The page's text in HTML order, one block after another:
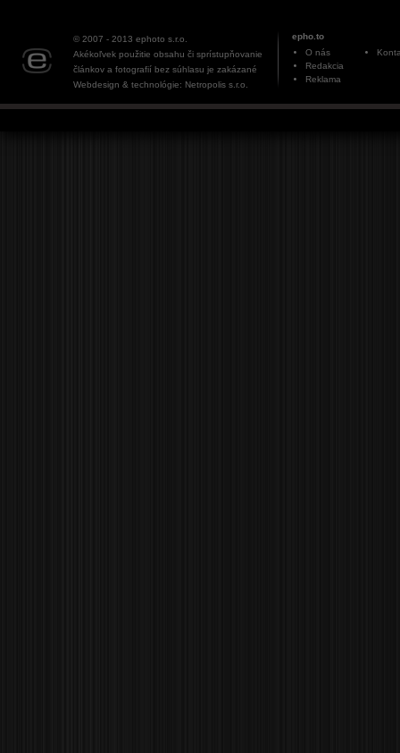
© 2007 - 2013 ephoto s.r.o.
Akékoľvek použitie obsahu či sprístupňovanie
článkov a fotografií bez súhlasu je zakázané
Webdesign & technológie: Netropolis s.r.o.
epho.to
O nás
Redakcia
Reklama